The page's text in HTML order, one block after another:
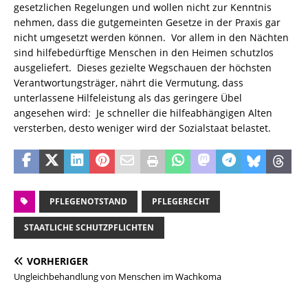
gesetzlichen Regelungen und wollen nicht zur Kenntnis
nehmen, dass die gutgemeinten Gesetze in der Praxis gar
nicht umgesetzt werden können. Vor allem in den Nächten
sind hilfebedürftige Menschen in den Heimen schutzlos
ausgeliefert. Dieses gezielte Wegschauen der höchsten
Verantwortungsträger, nährt die Vermutung, dass
unterlassene Hilfeleistung als das geringere Übel
angesehen wird: Je schneller die hilfeabhängigen Alten
versterben, desto weniger wird der Sozialstaat belastet.
PFLEGENOTSTAND PFLEGERECHT
STAATLICHE SCHUTZPFLICHTEN
VORHERIGER
Ungleichbehandlung von Menschen im Wachkoma